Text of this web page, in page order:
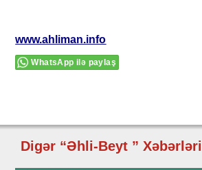
www.ahliman.info
WhatsApp ilə paylaş
Digər “Əhli-Beyt ” Xəbərləri